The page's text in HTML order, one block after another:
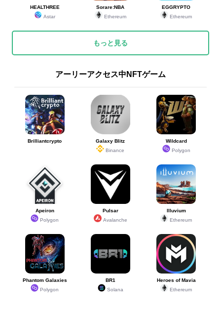
HEALTHREE
Astar
Sorare:NBA
Ethereum
EGGRYPTO
Ethereum
もっと見る
アーリーアクセス中NFTゲーム
Brilliantcrypto
Galaxy Blitz
Binance
Wildcard
Polygon
Apeiron
Polygon
Pulsar
Avalanche
Illuvium
Ethereum
Phantom Galaxies
Polygon
BR1
Solana
Heroes of Mavia
Ethereum